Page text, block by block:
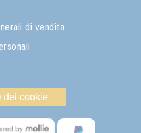
di vendita
dei cookie